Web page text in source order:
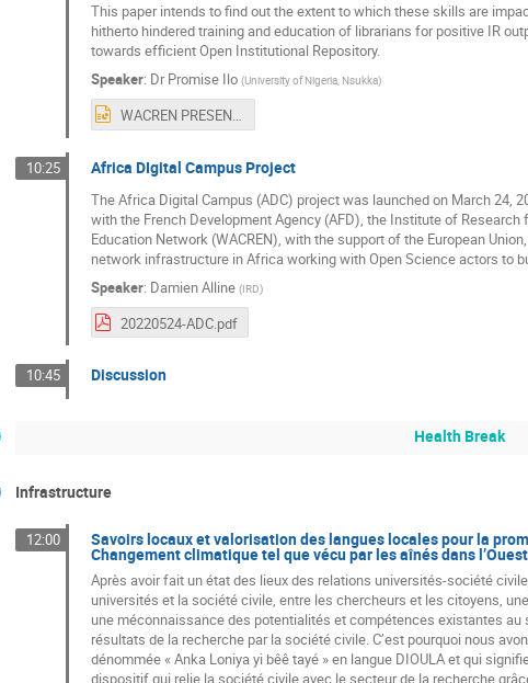
This paper intends to find out the extent to which these skills are
hitherto hindered training and education of librarians for positive IR
towards efficient Open Institutional Repository.
Speaker: Dr Promise Ilo (University of Nigeria, Nsukka)
WACREN PRESENTATION-2022.pptx
10:25 Africa DIgital Campus Project
The Africa Digital Campus (ADC) project was launched on March 24,
with the French Development Agency (AFD), the Institute of
Education Network (WACREN), with the support of the European
network infrastructure in Africa working with Open Science actors to
Speaker: Damien Alline (IRD)
20220524-ADC.pdf
10:45 Discussion
Health Break
Infrastructure
12:00 Savoirs locaux et valorisation des langues locales pour la
Changement climatique tel que vécu par les aînés dans
Après avoir fait un état des lieux des relations universités-société
universités et la société civile, entre les chercheurs et les citoyens,
une méconnaissance des potentialités et compétences existantes
résultats de la recherche par la société civile. C’est pourquoi nous
dénommée « Anka Loniya yi bêê tayé » en langue DIOULA et qui
dispositif qui relie la société civile avec le secteur de la recherche